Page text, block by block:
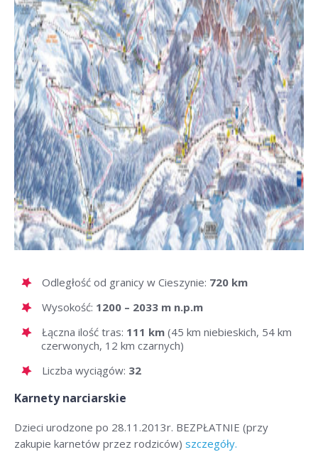
Odległość od granicy w Cieszynie: 720 km
Wysokość: 1200 – 2033 m n.p.m
Łączna ilość tras: 111 km (45 km niebieskich, 54 km
czerwonych, 12 km czarnych)
Liczba wyciągów: 32
Karnety narciarskie
Dzieci urodzone po 28.11.2013r. BEZPŁATNIE (przy
zakupie karnetów przez rodziców) szczegóły.